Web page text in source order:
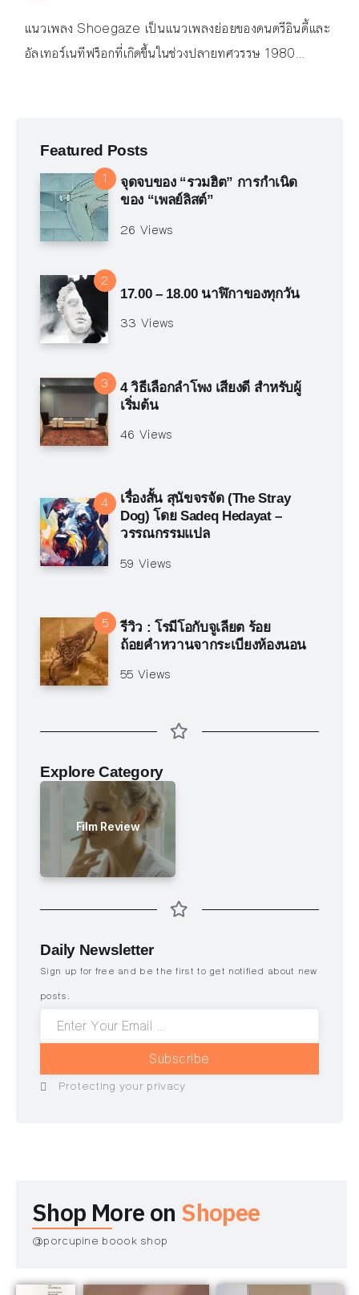
แนวเพลง Shoegaze เป็นแนวเพลงย่อยของดนตรีอินดี้และ
อัลเทอร์เนทีฟร็อกที่เกิดขึ้นในช่วงปลายทศวรรษ 1980...
Featured Posts
จุดจบของ “รวมฮิต” การกำเนิด
ของ “เพลย์ลิสต์”
26 Views
17.00 – 18.00 นาฬิกาของทุกวัน
33 Views
4 วิธีเลือกลำโพง เสียงดี สำหรับผู้
เริ่มต้น
46 Views
เรื่องสั้น สุนัขจรจัด (The Stray
Dog) โดย Sadeq Hedayat –
วรรณกรรมแปล
59 Views
รีวิว : โรมีโอกับจูเลียต ร้อย
ถ้อยคำหวานจากระเบียงห้องนอน
55 Views
Explore Category
Film Review
Daily Newsletter
Sign up for free and be the first to get notified about new
posts.
Subscribe
Protecting your privacy
Shop More on Shopee
@porcupine boook shop